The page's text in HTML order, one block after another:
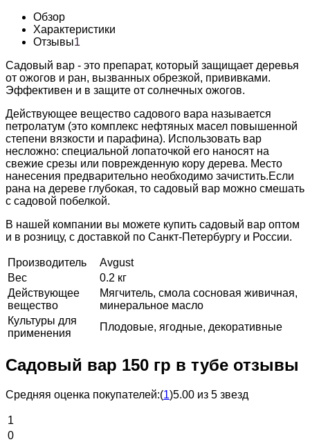
Обзор
Характеристики
Отзывы1
Садовый вар - это препарат, который защищает деревья
от ожогов и ран, вызванных обрезкой, прививками.
Эффективен и в защите от солнечных ожогов.
Действующее вещество садового вара называется
петролатум (это комплекс нефтяных масел повышенной
степени вязкости и парафина). Использовать вар
несложно: специальной лопаточкой его наносят на
свежие срезы или поврежденную кору дерева. Место
нанесения предварительно необходимо зачистить.Если
рана на дереве глубокая, то садовый вар можно смешать
с садовой побелкой.
В нашей компании вы можете купить садовый вар оптом
и в розницу, с доставкой по Санкт-Петербургу и России.
Производитель
Avgust
Вес
0.2 кг
Действующее
вещество
Мягчитель, смола сосновая живичная,
минеральное масло
Культуры для
применения
Плодовые, ягодные, декоративные
Садовый вар 150 гр в тубе отзывы
Средняя оценка покупателей:(1)5.00 из 5 звезд
1
0